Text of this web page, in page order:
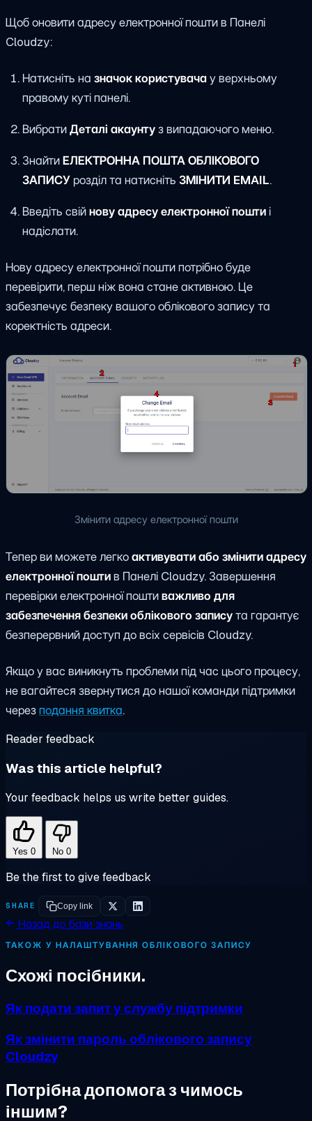
Щоб оновити адресу електронної пошти в Панелі
Cloudzy:
Натисніть на значок користувачау верхньому
правому куті панелі.
ВибратиДеталі акаунтуз випадаючого меню.
ЗнайтиЕЛЕКТРОННА ПОШТА ОБЛІКОВОГО
ЗАПИСУрозділ та натисніть ЗМІНИТИ EMAIL.
Введіть свійнову адресу електронної поштиі
надіслати.
Нову адресу електронної пошти потрібно буде
перевірити, перш ніж вона стане активною. Це
забезпечує безпеку вашого облікового запису та
коректність адреси.
Змінити адресу електронної пошти
Тепер ви можете легкоактивувати або змінити адресу
електронної поштив Панелі Cloudzy. Завершення
перевірки електронної поштиважливо для
забезпечення безпеки облікового записута гарантує
безперервний доступ до всіх сервісів Cloudzy.
Якщо у вас виникнуть проблеми під час цього процесу,
не вагайтеся звернутися до нашої команди підтримки
черезподання квитка.
Reader feedback
Was this article helpful?
Your feedback helps us write better guides.
Yes 0 No 0
Be the first to give feedback
SHARE Copy link
Назад до бази знань
ТАКОЖ У НАЛАШТУВАННЯ ОБЛІКОВОГО ЗАПИСУ
Схожі посібники.
Як подати запит у службу підтримки
Як змінити пароль облікового запису
Cloudzy
Потрібна допомога з чимось
іншим?